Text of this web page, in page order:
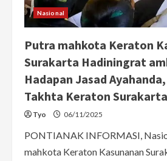
Nasional
Putra mahkota Keraton
Surakarta Hadiningrat
Hadapan Jasad
Takhta Keraton Surakarta
Tyo 06/11/2025
PONTIANAK INFORMASI,
mahkota Keraton Kasunanan